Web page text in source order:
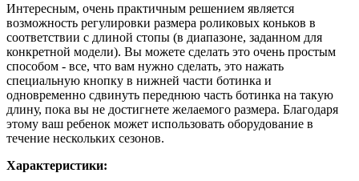
Интересным, очень практичным решением является
возможность регулировки размера роликовых коньков в
соответствии с длиной стопы (в диапазоне, заданном для
конкретной модели). Вы можете сделать это очень простым
способом - все, что вам нужно сделать, это нажать
специальную кнопку в нижней части ботинка и
одновременно сдвинуть переднюю часть ботинка на такую
длину, пока вы не достигнете желаемого размера. Благодаря
этому ваш ребенок может использовать оборудование в
течение нескольких сезонов.
Характеристики: